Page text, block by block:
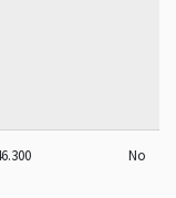
No